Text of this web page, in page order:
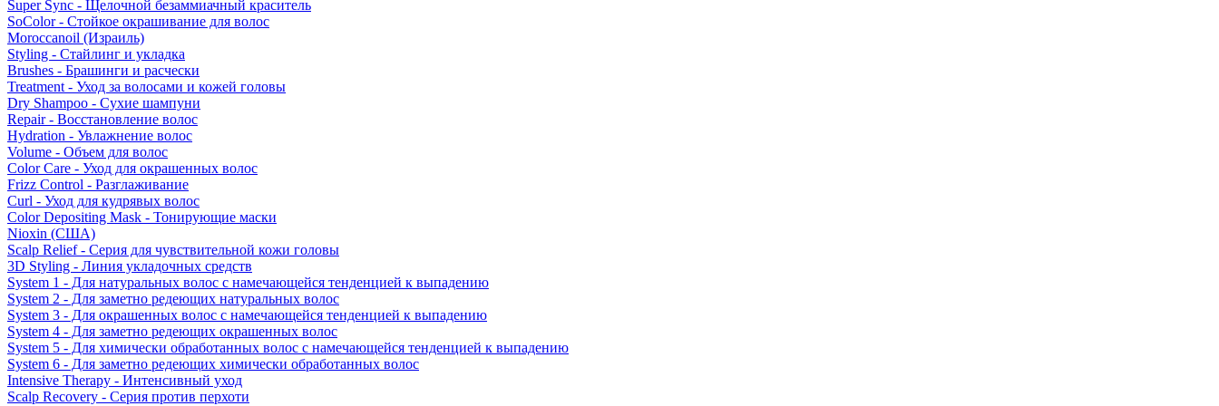
Super Sync - Щелочной безаммиачный краситель
SoColor - Стойкое окрашивание для волос
Moroccanoil (Израиль)
Styling - Стайлинг и укладка
Brushes - Брашинги и расчески
Treatment - Уход за волосами и кожей головы
Dry Shampoo - Сухие шампуни
Repair - Восстановление волос
Hydration - Увлажнение волос
Volume - Объем для волос
Color Care - Уход для окрашенных волос
Frizz Control - Разглаживание
Curl - Уход для кудрявых волос
Color Depositing Mask - Тонирующие маски
Nioxin (США)
Scalp Relief - Серия для чувствительной кожи головы
3D Styling - Линия укладочных средств
System 1 - Для натуральных волос с намечающейся тенденцией к выпадению
System 2 - Для заметно редеющих натуральных волос
System 3 - Для окрашенных волос с намечающейся тенденцией к выпадению
System 4 - Для заметно редеющих окрашенных волос
System 5 - Для химически обработанных волос с намечающейся тенденцией к выпадению
System 6 - Для заметно редеющих химически обработанных волос
Intensive Therapy - Интенсивный уход
Scalp Recovery - Серия против перхоти